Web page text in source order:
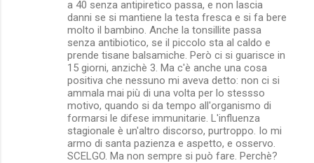
a 40 senza antipiretico passa, e non lascia
danni se si mantiene la testa fresca e si fa bere
molto il bambino. Anche la tonsillite passa
senza antibiotico, se il piccolo sta al caldo e
prende tisane balsamiche. Però ci si guarisce in
15 giorni, anzichè 3. Ma c'è anche una cosa
positiva che nessuno mi aveva detto: non ci si
ammala mai più di una volta per lo stessso
motivo, quando si da tempo all'organismo di
formarsi le difese immunitarie. L'influenza
stagionale è un'altro discorso, purtroppo. Io mi
armo di santa pazienza e aspetto, e osservo.
SCELGO. Ma non sempre si può fare. Perchè?